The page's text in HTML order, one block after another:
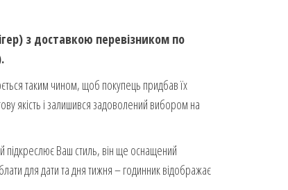
з доставкою перевізником по
таким чином, щоб покупець придбав їх
якість і залишився задоволений вибором на
підкреслює Ваш стиль, він ще оснащений
для дати та дня тижня – годинник відображає